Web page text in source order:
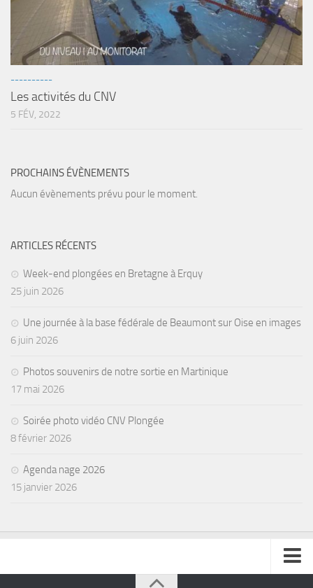
----------
Les activités du CNV
5 FÉV, 2022
PROCHAINS ÉVÈNEMENTS
Aucun évènements prévu pour le moment.
ARTICLES RÉCENTS
Week-end plongées en Bretagne à Erquy
25 juin 2026
Une journée à la base fédérale de Beaumont sur Oise en images
6 juin 2026
Photos souvenirs de notre sortie en Martinique
17 mai 2026
Soirée photo vidéo CNV Plongée
8 février 2026
Agenda nage 2026
15 janvier 2026